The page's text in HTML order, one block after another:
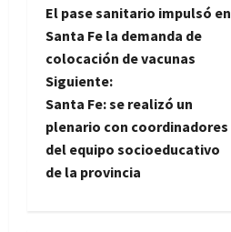
a
v
e
g
a
El pase sanitario impulsó en
Santa Fe la demanda de
colocación de vacunas
Siguiente:
Santa Fe: se realizó un
plenario con coordinadores
del equipo socioeducativo
de la provincia